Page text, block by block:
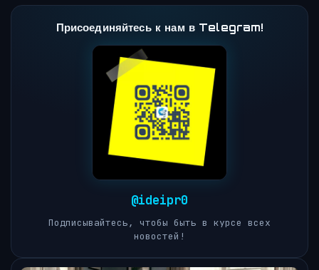
Присоединяйтесь к нам в Telegram!
@ideipr0
Подписывайтесь, чтобы быть в курсе всех
новостей!